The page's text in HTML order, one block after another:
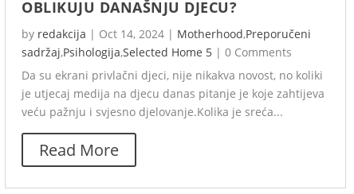
OBLIKUJU DANAŠNJU DJECU?
by redakcija | Oct 14, 2024 | Motherhood,Preporučeni
sadržaj,Psihologija,Selected Home 5 | 0 Comments
Da su ekrani privlačni djeci, nije nikakva novost, no koliki
je utjecaj medija na djecu danas pitanje je koje zahtijeva
veću pažnju i svjesno djelovanje.Kolika je sreća...
Read More